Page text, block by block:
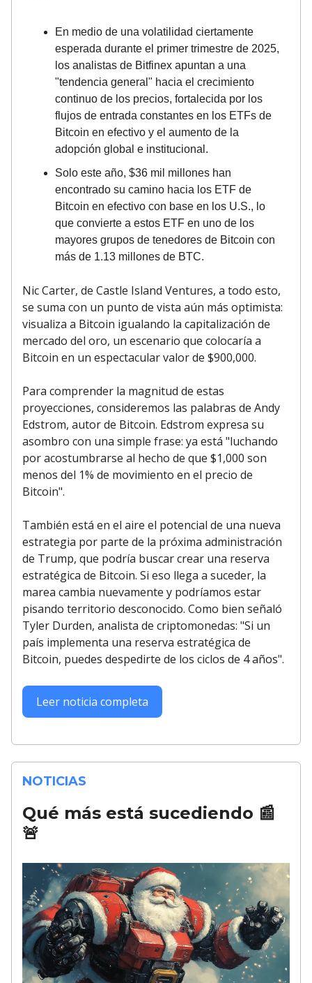
En medio de una volatilidad ciertamente
esperada durante el primer trimestre de 2025,
los analistas de Bitfinex apuntan a una
"tendencia general" hacia el crecimiento
continuo de los precios, fortalecida por los
flujos de entrada constantes en los ETFs de
Bitcoin en efectivo y el aumento de la
adopción global e institucional.
Solo este año, $36 mil millones han
encontrado su camino hacia los ETF de
Bitcoin en efectivo con base en los U.S., lo
que convierte a estos ETF en uno de los
mayores grupos de tenedores de Bitcoin con
más de 1.13 millones de BTC.
Nic Carter, de Castle Island Ventures, a todo esto,
se suma con un punto de vista aún más optimista:
visualiza a Bitcoin igualando la capitalización de
mercado del oro, un escenario que colocaría a
Bitcoin en un espectacular valor de $900,000.
Para comprender la magnitud de estas
proyecciones, consideremos las palabras de Andy
Edstrom, autor de Bitcoin. Edstrom expresa su
asombro con una simple frase: ya está "luchando
por acostumbrarse al hecho de que $1,000 son
menos del 1% de movimiento en el precio de
Bitcoin".
También está en el aire el potencial de una nueva
estrategia por parte de la próxima administración
de Trump, que podría buscar crear una reserva
estratégica de Bitcoin. Si eso llega a suceder, la
marea cambia nuevamente y podríamos estar
pisando territorio desconocido. Como bien señaló
Tyler Durden, analista de criptomonedas: "Si un
país implementa una reserva estratégica de
Bitcoin, puedes despedirte de los ciclos de 4 años".
Leer noticia completa
NOTICIAS
Qué más está sucediendo 📰
🚨